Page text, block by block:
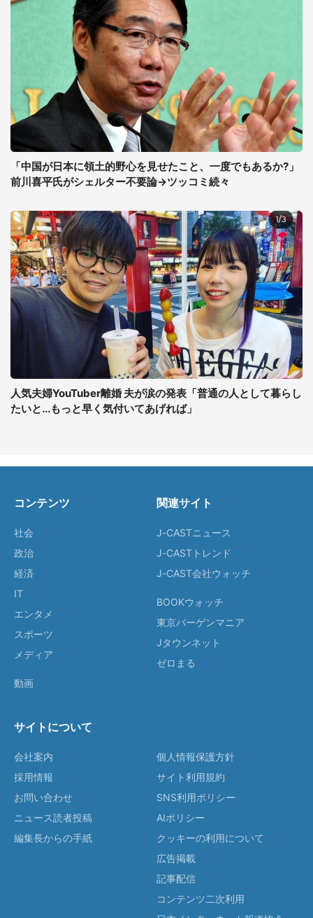
「中国が日本に領土的野心を見せたこと、一度でもあるか?」
前川喜平氏がシェルター不要論→ツッコミ続々
人気夫婦YouTuber離婚 夫が涙の発表「普通の人として暮らし
たいと...もっと早く気付いてあげれば」
コンテンツ
社会
政治
経済
IT
エンタメ
スポーツ
メディア
動画
関連サイト
J-CASTニュース
J-CASTトレンド
J-CAST会社ウォッチ
BOOKウォッチ
東京バーゲンマニア
Jタウンネット
ゼロまる
サイトについて
会社案内
採用情報
お問い合わせ
ニュース読者投稿
編集長からの手紙
個人情報保護方針
サイト利用規約
SNS利用ポリシー
AIポリシー
クッキーの利用について
広告掲載
記事配信
コンテンツ二次利用